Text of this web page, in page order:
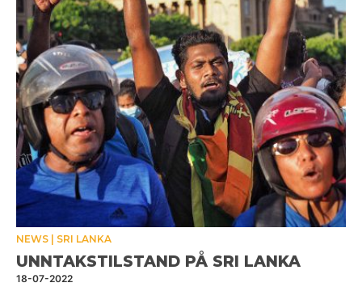
NEWS SRI LANKA
UNNTAKSTILSTAND PÅ SRI LANKA
18-07-2022